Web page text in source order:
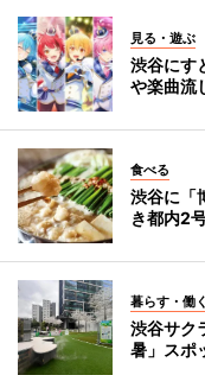
見る・遊ぶ
渋谷にす
や楽曲流
食べる
渋谷に「
き都内2
暮らす・働く
渋谷サク
暑」スポ